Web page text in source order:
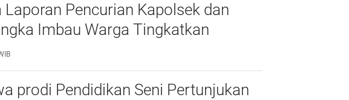
Laporan Pencurian Kapolsek dan
Imbau Warga Tingkatkan
prodi Pendidikan Seni Pertunjukan